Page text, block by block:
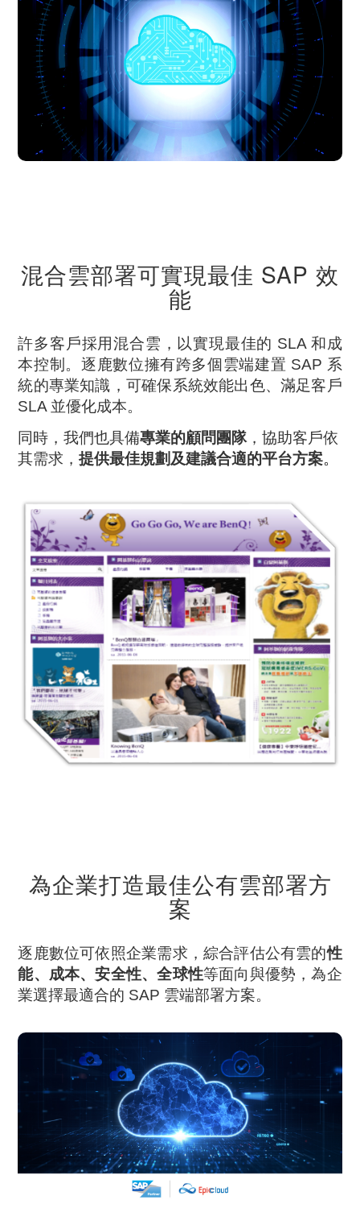
混合雲部署可實現最佳 SAP 效
能
許多客戶採用混合雲，以實現最佳的 SLA 和成
本控制。逐鹿數位擁有跨多個雲端建置 SAP 系
統的專業知識，可確保系統效能出色、滿足客戶
SLA 並優化成本。
同時，我們也具備專業的顧問團隊，協助客戶依
其需求，提供最佳規劃及建議合適的平台方案。
為企業打造最佳公有雲部署方
案
逐鹿數位可依照企業需求，綜合評估公有雲的性
能、成本、安全性、全球性等面向與優勢，為企
業選擇最適合的 SAP 雲端部署方案。